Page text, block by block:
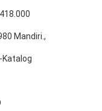
Mandiri.,
Katalog